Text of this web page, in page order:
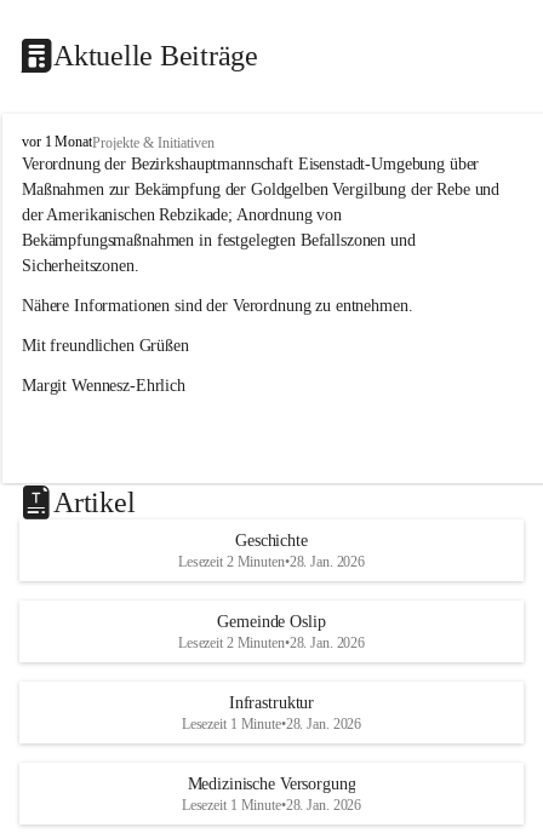
Aktuelle Beiträge
O
s
l
i
p
vor 1 MonatProjekte & Initiativen
Verordnung der Bezirkshauptmannschaft Eisenstadt-Umgebung über
Maßnahmen zur Bekämpfung der Goldgelben Vergilbung der Rebe und
der Amerikanischen Rebzikade; Anordnung von
Bekämpfungsmaßnahmen in festgelegten Befallszonen und
Sicherheitszonen.
Nähere Informationen sind der Verordnung zu entnehmen.
Mit freundlichen Grüßen
Margit Wennesz-Ehrlich
Artikel
Geschichte
Lesezeit 2 Minuten•28. Jan. 2026
Gemeinde Oslip
Lesezeit 2 Minuten•28. Jan. 2026
Infrastruktur
Lesezeit 1 Minute•28. Jan. 2026
Medizinische Versorgung
Lesezeit 1 Minute•28. Jan. 2026